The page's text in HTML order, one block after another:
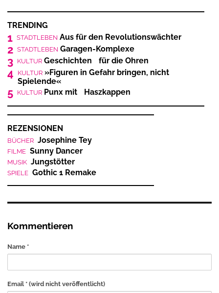
TRENDING
1 STADTLEBEN Aus für den Revolutionswächter
2 STADTLEBEN Garagen-Komplexe
3 KULTUR Geschichten für die Ohren
4 KULTUR »Figuren in Gefahr bringen, nicht
Spielende«
5 KULTUR Punx mit Haszkappen
REZENSIONEN
BÜCHER Josephine Tey
FILME Sunny Dancer
MUSIK Jungstötter
SPIELE Gothic 1 Remake
Kommentieren
Name *
Email * (wird nicht veröffentlicht)